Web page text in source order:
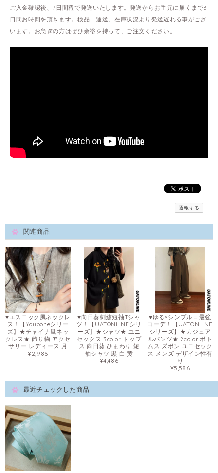
ご入金確認後、7日間程で発送いたします。発送からお手元に届くまで3
日間お時間を頂きます。検品、運送、在庫状況より発送遅れる事がござ
います。お急ぎの方はぜひ余裕を持って、ご注文ください。
通報する
関連商品
♥エスニック風ネックレ
ス！【Youboheシリー
ズ】★チャイナ風ネッ
クレス★ 飾り物 アクセ
サリー レディース 月
¥2,986
♥向日葵刺繍短袖Tシャ
ツ！【UATONLINEシリ
ーズ】★シャツ★ ユニ
セックス 3color トップ
ス 向日葵 ひまわり 短
袖シャツ 黒 白 黄
¥4,486
♥ゆる×シンプル＝最強
コーデ！【UATONLINE
シリーズ】★カジュア
ルパンツ★ 2color ボト
ムス ズボン ユニセック
ス メンズ デザイン性有
り
¥5,586
最近チェックした商品